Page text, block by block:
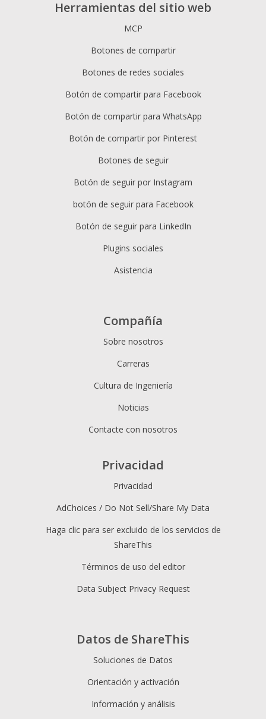
Herramientas del sitio web
MCP
Botones de compartir
Botones de redes sociales
Botón de compartir para Facebook
Botón de compartir para WhatsApp
Botón de compartir por Pinterest
Botones de seguir
Botón de seguir por Instagram
botón de seguir para Facebook
Botón de seguir para LinkedIn
Plugins sociales
Asistencia
Datos de ShareThis
Soluciones de Datos
Orientación y activación
Información y análisis
Compañía
Sobre nosotros
Carreras
Cultura de Ingeniería
Noticias
Contacte con nosotros
Privacidad
Privacidad
AdChoices / Do Not Sell/Share My Data
Haga clic para ser excluido de los servicios de
ShareThis
Términos de uso del editor
Data Subject Privacy Request